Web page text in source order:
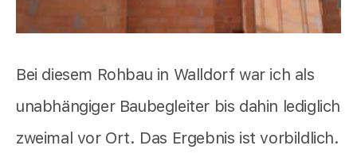
Bei diesem Rohbau in Walldorf war ich als
unabhängiger Baubegleiter bis dahin lediglich
zweimal vor Ort. Das Ergebnis ist vorbildlich.